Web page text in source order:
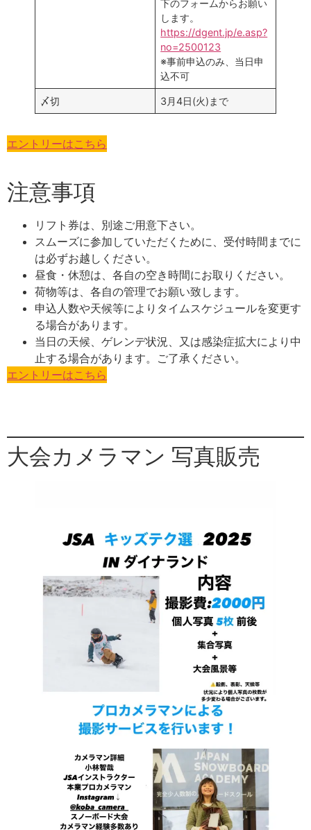
下のフォームからお願い
します。
https://dgent.jp/e.asp?
no=2500123
※事前申込のみ、当日申
込不可
〆切 3月4日(火)まで
エントリーはこちら
注意事項
リフト券は、別途ご用意下さい。
スムーズに参加していただくために、受付時間までに
は必ずお越しください。
昼食・休憩は、各自の空き時間にお取りください。
荷物等は、各自の管理でお願い致します。
申込人数や天候等によりタイムスケジュールを変更す
る場合があります。
当日の天候、ゲレンデ状況、又は感染症拡大により中
止する場合があります。ご了承ください。
エントリーはこちら
大会カメラマン 写真販売